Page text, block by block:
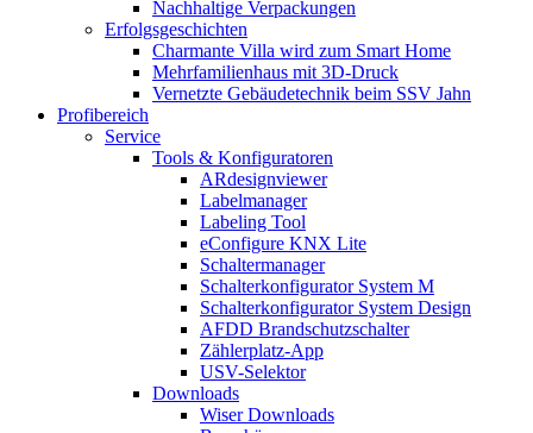
Nachhaltige Verpackungen
Erfolgsgeschichten
Charmante Villa wird zum Smart Home
Mehrfamilienhaus mit 3D-Druck
Vernetzte Gebäudetechnik beim SSV Jahn
Profibereich
Service
Tools & Konfiguratoren
ARdesignviewer
Labelmanager
Labeling Tool
eConfigure KNX Lite
Schaltermanager
Schalterkonfigurator System M
Schalterkonfigurator System Design
AFDD Brandschutzschalter
Zählerplatz-App
USV-Selektor
Downloads
Wiser Downloads